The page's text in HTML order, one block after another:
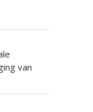
van